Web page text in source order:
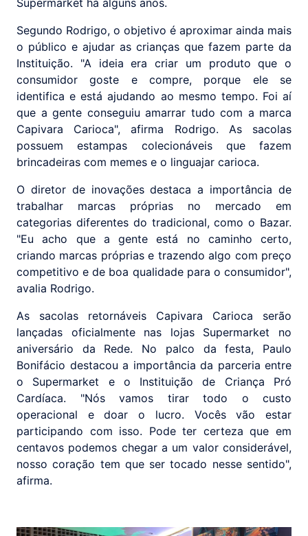
Supermarket há alguns anos.
Segundo Rodrigo, o objetivo é aproximar ainda mais
o público e ajudar as crianças que fazem parte da
Instituição. "A ideia era criar um produto que o
consumidor goste e compre, porque ele se
identifica e está ajudando ao mesmo tempo. Foi aí
que a gente conseguiu amarrar tudo com a marca
Capivara Carioca", afirma Rodrigo. As sacolas
possuem estampas colecionáveis que fazem
brincadeiras com memes e o linguajar carioca.
O diretor de inovações destaca a importância de
trabalhar marcas próprias no mercado em
categorias diferentes do tradicional, como o Bazar.
"Eu acho que a gente está no caminho certo,
criando marcas próprias e trazendo algo com preço
competitivo e de boa qualidade para o consumidor",
avalia Rodrigo.
As sacolas retornáveis Capivara Carioca serão
lançadas oficialmente nas lojas Supermarket no
aniversário da Rede. No palco da festa, Paulo
Bonifácio destacou a importância da parceria entre
o Supermarket e o Instituição de Criança Pró
Cardíaca. "Nós vamos tirar todo o custo
operacional e doar o lucro. Vocês vão estar
participando com isso. Pode ter certeza que em
centavos podemos chegar a um valor considerável,
nosso coração tem que ser tocado nesse sentido",
afirma.